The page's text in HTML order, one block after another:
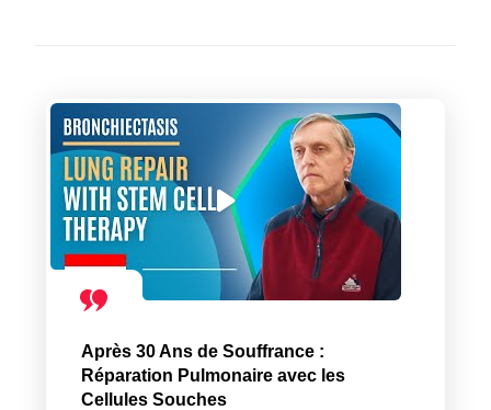
Après 30 Ans de Souffrance :
Réparation Pulmonaire avec les
Cellules Souches